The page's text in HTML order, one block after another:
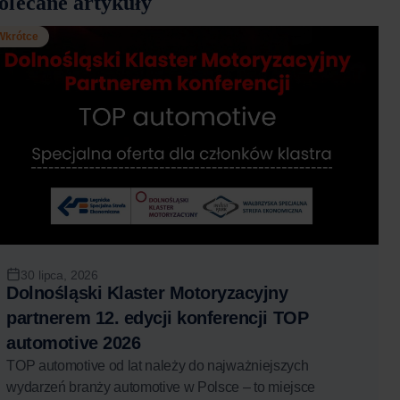
30 lipca, 2026
Dolnośląski Klaster Motoryzacyjny
partnerem 12. edycji konferencji TOP
automotive 2026
TOP automotive od lat należy do najważniejszych
wydarzeń branży automotive w Polsce – to miejsce